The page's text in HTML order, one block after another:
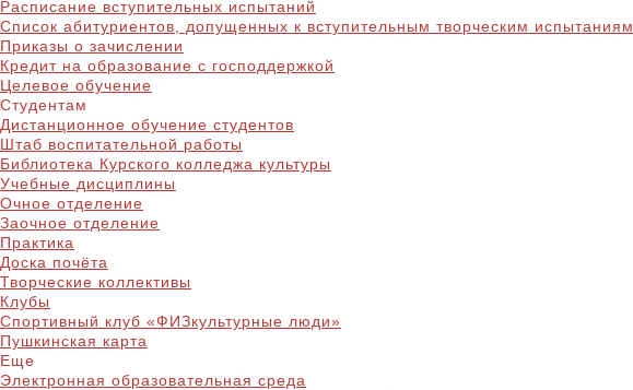
Расписание вступительных испытаний
Список абитуриентов, допущенных к вступительным творческим испытаниям
Приказы о зачислении
Кредит на образование с господдержкой
Целевое обучение
Студентам
Дистанционное обучение студентов
Штаб воспитательной работы
Библиотека Курского колледжа культуры
Учебные дисциплины
Очное отделение
Заочное отделение
Практика
Доска почёта
Творческие коллективы
Клубы
Спортивный клуб «ФИЗкультурные люди»
Пушкинская карта
Еще
Электронная образовательная среда